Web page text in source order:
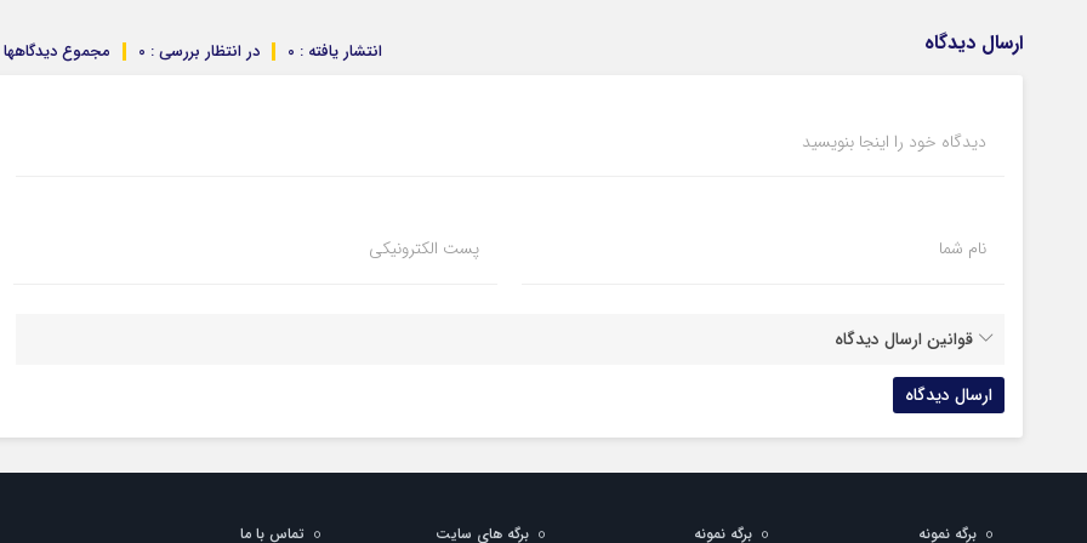
ارسال دیدگاه مجموع دیدگاهها در انتظار بررسی : 0 انتشار یافته : 0
دیدگاه خود را اینجا بنویسید
نام شما پست الکترونیکی
قوانین ارسال دیدگاه
برگه نمونه برگه نمونه برگه های سایت تماس با ما